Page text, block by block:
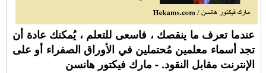
عندما تعرف ما ينقصك ، فاسعى للتعلم ، يُمكنك عادة أن
تجد أسماء معلمين مُحتملين في الأوراق الصفراء أو على
الإنترنت مقابل النقود. - مارك فيكتور هانسن